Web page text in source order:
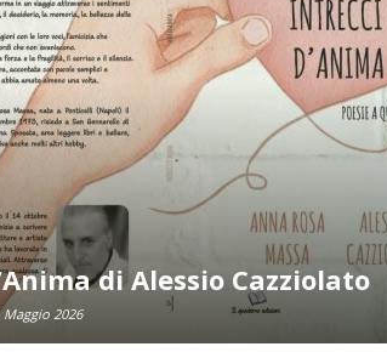
di Alessio Cazziolato
Maggio 2026